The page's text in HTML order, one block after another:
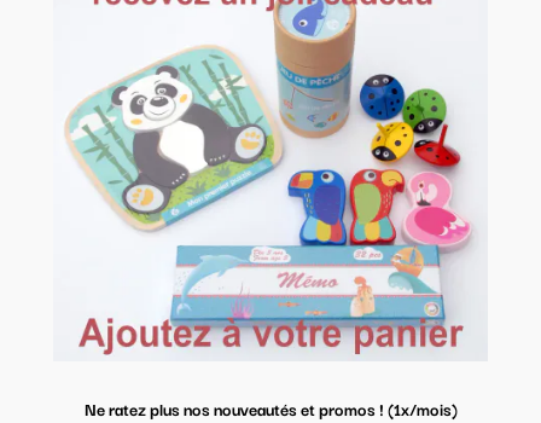
Ne ratez plus nos nouveautés et promos ! (1x/mois)